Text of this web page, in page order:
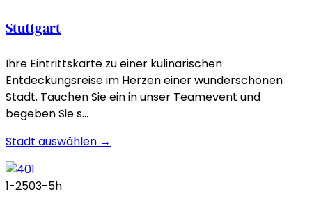
Stuttgart
Ihre Eintrittskarte zu einer kulinarischen
Entdeckungsreise im Herzen einer wunderschönen
Stadt. Tauchen Sie ein in unser Teamevent und
begeben Sie s…
Stadt auswählen →
1-2503-5h